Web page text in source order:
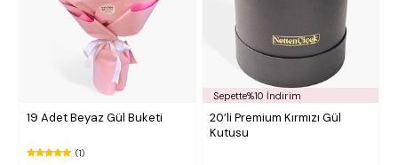
19 Adet Beyaz Gül Buketi
(1)
Sepette%10 İndirim
20’li Premium Kırmızı Gül
Kutusu